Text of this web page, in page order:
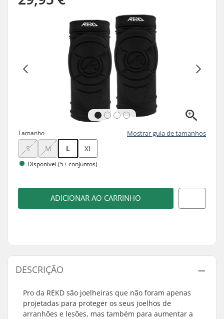
Tamanho Mostrar guia de tamanhos
S M L XL
Disponível (5+ conjuntos)
ADICIONAR AO CARRINHO
DESCRIÇÃO
Pro da REKD são joelheiras que não foram apenas
projetadas para proteger os seus joelhos de
arranhões e lesões, mas também para aumentar a